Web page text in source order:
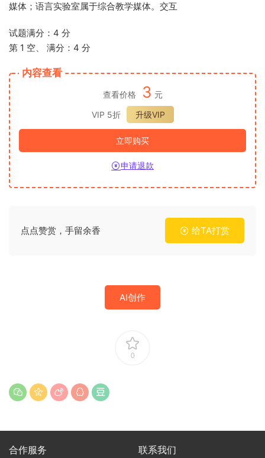
媒体；语言实验室属于综合教学媒体。交互
试题满分：4 分
第 1 空、 满分：4 分
内容查看
查看价格 3 元
VIP 5折
升级VIP
立即购买
申请退款
点点赞赏，手留余香 给TA打赏
AI创作
0
合作服务 联系我们